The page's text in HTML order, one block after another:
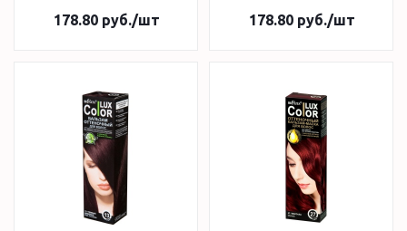
178.80руб./шт 178.80руб./шт